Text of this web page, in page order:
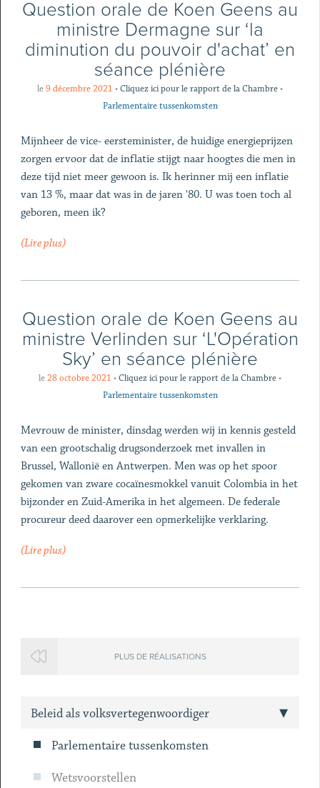
Question orale de Koen Geens au
ministre Dermagne sur ‘la
diminution du pouvoir d'achat’ en
séance plénière
le9 décembre 2021 •Cliquez ici pour le rapport de la Chambre•
Parlementaire tussenkomsten
Mijnheer de vice- eersteminister, de huidige energieprijzen
zorgen ervoor dat de inflatie stijgt naar hoogtes die men in
deze tijd niet meer gewoon is. Ik herinner mij een inflatie
van 13 %, maar dat was in de jaren '80. U was toen toch al
geboren, meen ik?
(Lire plus)
Question orale de Koen Geens au
ministre Verlinden sur ‘L'Opération
Sky’ en séance plénière
le28 octobre 2021 •Cliquez ici pour le rapport de la Chambre•
Parlementaire tussenkomsten
Mevrouw de minister, dinsdag werden wij in kennis gesteld
van een grootschalig drugsonderzoek met invallen in
Brussel, Wallonië en Antwerpen. Men was op het spoor
gekomen van zware cocaïnesmokkel vanuit Colombia in het
bijzonder en Zuid-Amerika in het algemeen. De federale
procureur deed daarover een opmerkelijke verklaring.
(Lire plus)
PLUS DE RÉALISATIONS
Beleid als volksvertegenwoordiger
Parlementaire tussenkomsten
Wetsvoorstellen